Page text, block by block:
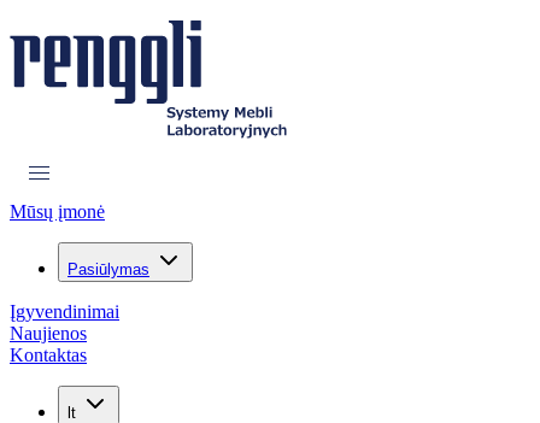
Mūsų įmonė
Pasiūlymas
Įgyvendinimai
Naujienos
Kontaktas
lt